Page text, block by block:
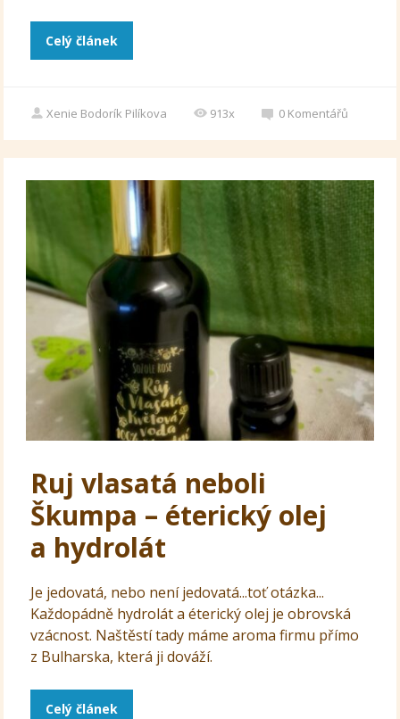
Celý článek
Xenie Bodorík Pilíkova 913x 0 Komentářů
Ruj vlasatá neboli
Škumpa – éterický olej
a hydrolát
Je jedovatá, nebo není jedovatá...toť otázka...
Každopádně hydrolát a éterický olej je obrovská
vzácnost. Naštěstí tady máme aroma firmu přímo
z Bulharska, která ji dováží.
Celý článek